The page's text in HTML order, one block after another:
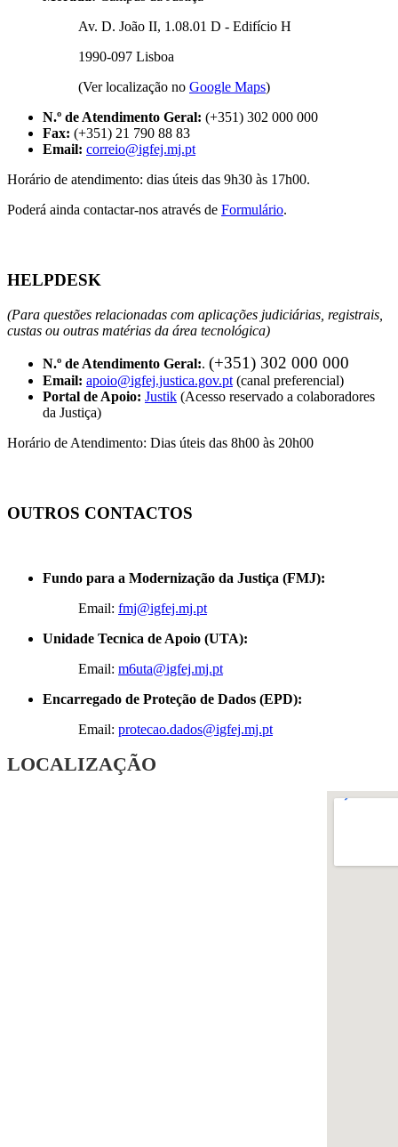
Av. D. João II, 1.08.01 D - Edifício H
1990-097 Lisboa
(Ver localização no Google Maps)
N.º de Atendimento Geral: (+351) 302 000 000
Fax: (+351) 21 790 88 83
Email: correio@igfej.mj.pt
Horário de atendimento: dias úteis das 9h30 às 17h00.
Poderá ainda contactar-nos através de Formulário.
HELPDESK
(Para questões relacionadas com aplicações judiciárias, registrais,
custas ou outras matérias da área tecnológica)
N.º de Atendimento Geral:. (+351) 302 000 000
Email: apoio@igfej.justica.gov.pt (canal preferencial)
Portal de Apoio: Justik (Acesso reservado a colaboradores
da Justiça)
Horário de Atendimento: Dias úteis das 8h00 às 20h00
OUTROS CONTACTOS
Fundo para a Modernização da Justiça (FMJ):
Email: fmj@igfej.mj.pt
Unidade Tecnica de Apoio (UTA):
Email: m6uta@igfej.mj.pt
Encarregado de Proteção de Dados (EPD):
Email: protecao.dados@igfej.mj.pt
LOCALIZAÇÃO